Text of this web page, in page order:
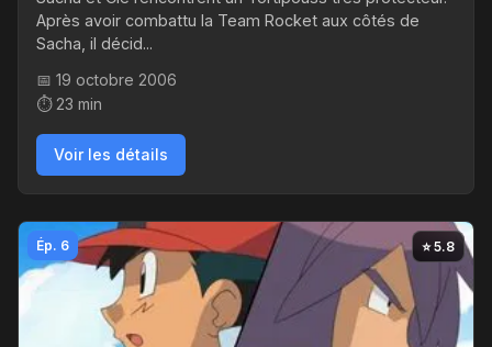
Après avoir combattu la Team Rocket aux côtés de
Sacha, il décid...
📅 19 octobre 2006
⏱️ 23 min
Voir les détails
Ép. 6 ⭐ 5.8